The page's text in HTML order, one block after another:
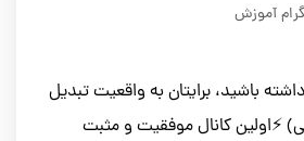
آموزش
باشید، برایتان به واقعیت تبدیل
⚡اولین کانال موفقیت و مثبت